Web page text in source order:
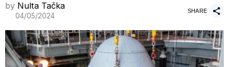
by Nulta Tačka
04/05/2024
SHARE